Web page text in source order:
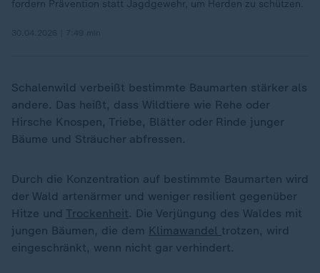
fordern Prävention statt Jagdgewehr, um Herden zu schützen.
Schalenwild verbeißt bestimmte Baumarten stärker als
andere. Das heißt, dass Wildtiere wie Rehe oder
Hirsche Knospen, Triebe, Blätter oder Rinde junger
Bäume und Sträucher abfressen.
Durch die Konzentration auf bestimmte Baumarten wird
der Wald artenärmer und weniger resilient gegenüber
Hitze und Trockenheit. Die Verjüngung des Waldes mit
jungen Bäumen, die dem Klimawandel trotzen, wird
eingeschränkt, wenn nicht gar verhindert.